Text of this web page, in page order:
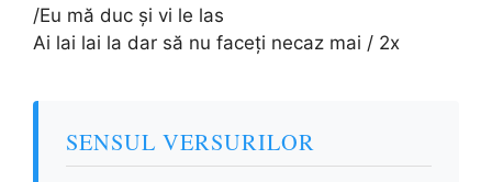
/Eu mă duc și vi le las
Ai lai lai la dar să nu faceți necaz mai / 2x
SENSUL VERSURILOR